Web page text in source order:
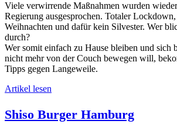
Viele verwirrende Maßnahmen wurden
Regierung ausgesprochen. Totaler
Weihnachten und dafür kein Silvester. Wer
durch?
Wer somit einfach zu Hause bleiben und sich
nicht mehr von der Couch bewegen will,
Tipps gegen Langeweile.
Artikel lesen
Shiso Burger Hamburg